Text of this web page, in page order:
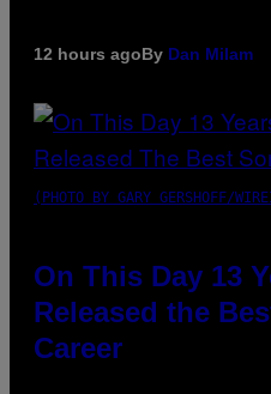
12 hours agoBy Dan Milam
(PHOTO BY GARY GERSHOFF/
On This Day 13
Released the
Career